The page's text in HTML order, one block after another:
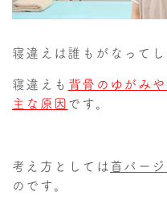
寝違えは誰もがなって
寝違えも 背骨のゆがみ
主な原因です。
考え方としては首バー
のです。